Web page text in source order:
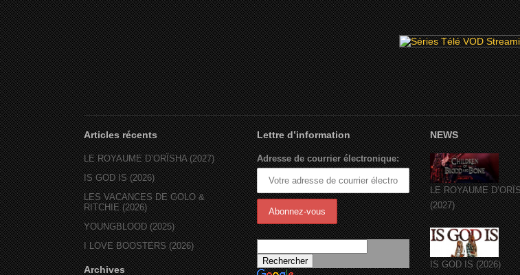
Articles récents
LE ROYAUME D’ORÏSHA (2027)
IS GOD IS (2026)
LES VACANCES DE GOLO &
RITCHIE (2026)
YOUNGBLOOD (2025)
I LOVE BOOSTERS (2026)
Archives
Lettre d’information
Adresse de courrier électronique:
NEWS
LE ROYAUME
(2027)
IS GOD IS (2026)